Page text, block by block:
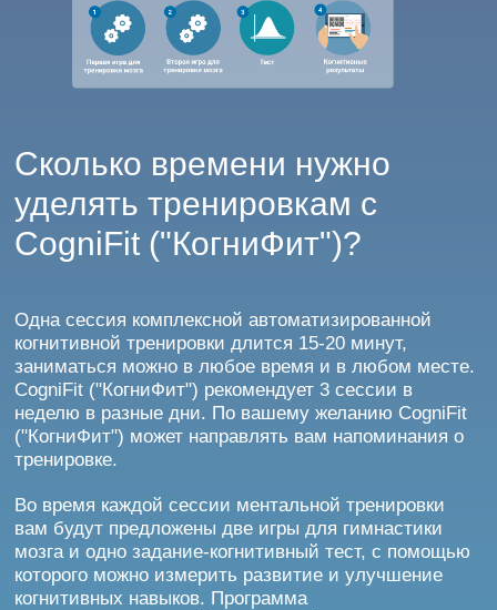
Сколько времени нужно
уделять тренировкам с
CogniFit ("КогниФит")?
Одна сессия комплексной автоматизированной
когнитивной тренировки длится 15-20 минут,
заниматься можно в любое время и в любом месте.
CogniFit ("КогниФит") рекомендует 3 сессии в
неделю в разные дни. По вашему желанию CogniFit
("КогниФит") может направлять вам напоминания о
тренировке.
Во время каждой сессии ментальной тренировки
вам будут предложены две игры для гимнастики
мозга и одно задание-когнитивный тест, с помощью
которого можно измерить развитие и улучшение
когнитивных навыков. Программа